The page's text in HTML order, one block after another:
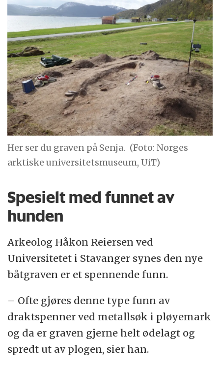
Her ser du graven på Senja. (Foto: Norges
arktiske universitetsmuseum, UiT)
Spesielt med funnet av
hunden
Arkeolog Håkon Reiersen ved
Universitetet i Stavanger synes den nye
båtgraven er et spennende funn.
– Ofte gjøres denne type funn av
draktspenner ved metallsøk i pløyemark
og da er graven gjerne helt ødelagt og
spredt ut av plogen, sier han.